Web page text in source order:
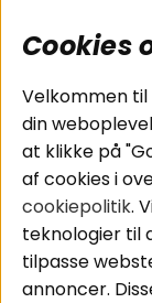
Bilstereo
Højttalere
Forstærker
Smartphone
Tilbehør
Kabler
Cookies
Velkommen til
din
at klikke på
af cookies i
cookiepolitik.
teknologier til
tilpasse
annoncer.